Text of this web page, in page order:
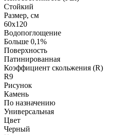
Стойкий
Размер, см
60х120
Водопоглощение
Больше 0,1%
Поверхность
Патинированная
Коэффициент скольжения (R)
R9
Рисунок
Камень
По назначению
Универсальная
Цвет
Черный